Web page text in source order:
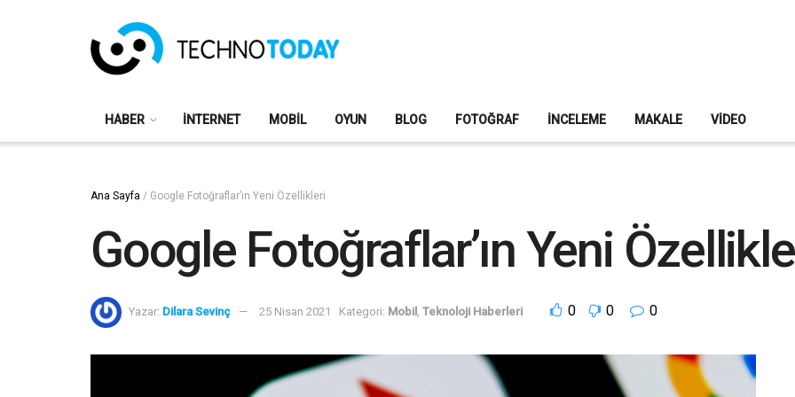
HABER İNTERNET MOBIL OYUN BLOG FOTOĞRAF İNCELEME MAKALE VIDEO
Ana Sayfa / Google Fotoğraflar’ın Yeni Özellikleri
Google Fotoğraflar’ın Yeni
Yazar: Dilara Sevinç 25 Nisan 2021 Kategori: Mobil , Teknoloji Haberleri 0 0 0